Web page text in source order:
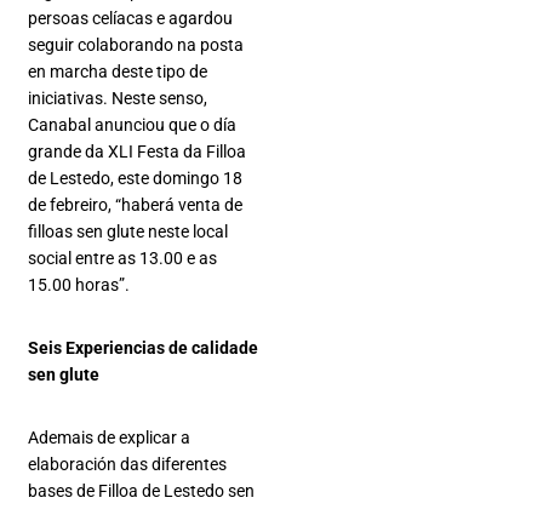
persoas celíacas e agardou
seguir colaborando na posta
en marcha deste tipo de
iniciativas. Neste senso,
Canabal anunciou que o día
grande da XLI Festa da Filloa
de Lestedo, este domingo 18
de febreiro, “haberá venta de
filloas sen glute neste local
social entre as 13.00 e as
15.00 horas”.
Seis Experiencias de calidade
sen glute
Ademais de explicar a
elaboración das diferentes
bases de Filloa de Lestedo sen